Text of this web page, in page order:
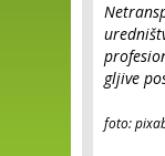
gljive
foto: